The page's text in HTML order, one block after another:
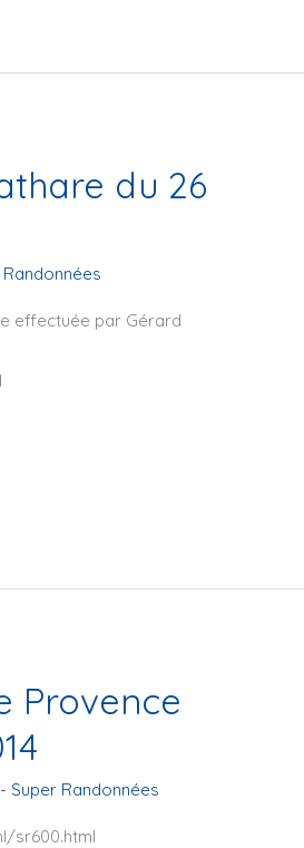
du 26
effectuée par Gérard
Provence
Super Randonnées
sr600.html